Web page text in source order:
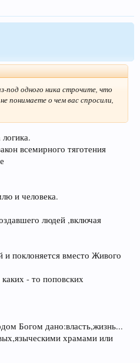
под одного ника строчите, что
понимаете о чем вас спросили,
всемирного тяготения
и человека.
людей ,включая
поклоняется вместо Живого
- то поповских
Богом дано:власть,жизнь...
храмами или